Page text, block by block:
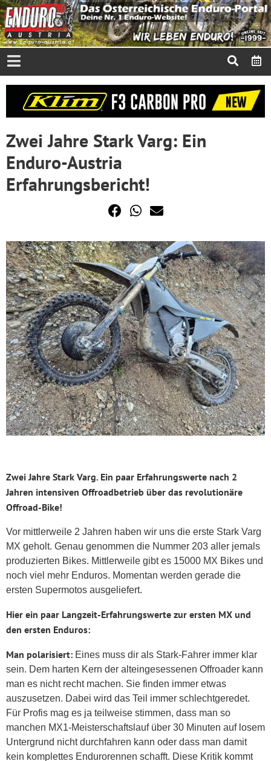
Zwei Jahre Stark Varg: Ein
Enduro-Austria
Erfahrungsbericht!
Zwei Jahre Stark Varg. Ein paar Erfahrungswerte nach 2
Jahren intensiven Offroadbetrieb über das revolutionäre
Offroad-Bike!
Vor mittlerweile 2 Jahren haben wir uns die erste Stark Varg
MX geholt. Genau genommen die Nummer 203 aller jemals
produzierten Bikes. Mittlerweile gibt es 15000 MX Bikes und
noch viel mehr Enduros. Momentan werden gerade die
ersten Supermotos ausgeliefert.
Hier ein paar Langzeit-Erfahrungswerte zur ersten MX und
den ersten Enduros:
Man polarisiert: Eines muss dir als Stark-Fahrer immer klar
sein. Dem harten Kern der alteingesessenen Offroader kann
man es nicht recht machen. Sie finden immer etwas
auszusetzen. Dabei wird das Teil immer schlechtgeredet.
Für Profis mag es ja teilweise stimmen, dass man so
manchen MX1-Meisterschaftslauf über 30 Minuten auf losem
Untergrund nicht durchfahren kann oder dass man damit
kein komplettes Endurorennen schafft. Diese Kritik kommt